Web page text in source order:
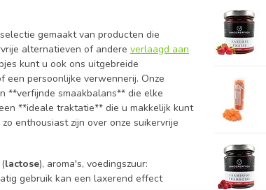
gemaakt van producten die
alternatieven of andere verlaagd aan
kunt u ook ons uitgebreide
een persoonlijke verwennerij. Onze
**verfijnde smaakbalans** die elke
**ideale traktatie** die u makkelijk kunt
enthousiast zijn over onze suikervrije
lactose), aroma's, voedingszuur:
gebruik kan een laxerend effect